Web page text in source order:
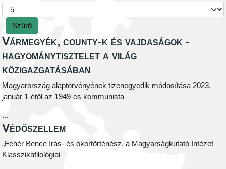
Szűrő
Vármegyék, county-k és vajdaságok -
hagyománytisztelet a világ
közigazgatásában
Magyarország alaptörvényének tizenegyedik módosítása 2023.
január 1-étől az 1949-es kommunista
...
Védőszellem
„Fehér Bence írás- és ókortörténész, a Magyarságkutató Intézet
Klasszikafilológiai